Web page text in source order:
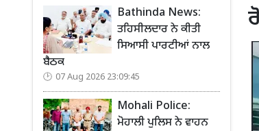
Bathinda News:
ਤਹਿਸੀਲਦਾਰ ਨੇ ਕੀਤੀ
ਸਿਆਸੀ ਪਾਰਟੀਆਂ ਨਾਲ
ਬੈਠਕ
07 Aug 2026 23:09:45
Mohali Police:
ਮੋਹਾਲੀ ਪੁਲਿਸ ਨੇ ਵਾਹਨ